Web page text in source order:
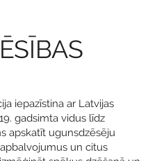
iepazīstina ar Latvijas
gadsimta vidus līdz
apskatīt ugunsdzēsēju
un citus